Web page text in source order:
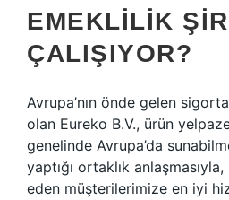
EMEKLILIK
ÇALIŞIYOR?
Avrupa’nın önde gelen
olan Eureko B.V., ürün
genelinde Avrupa’da
yaptığı ortaklık
eden müşterilerimize en iyi